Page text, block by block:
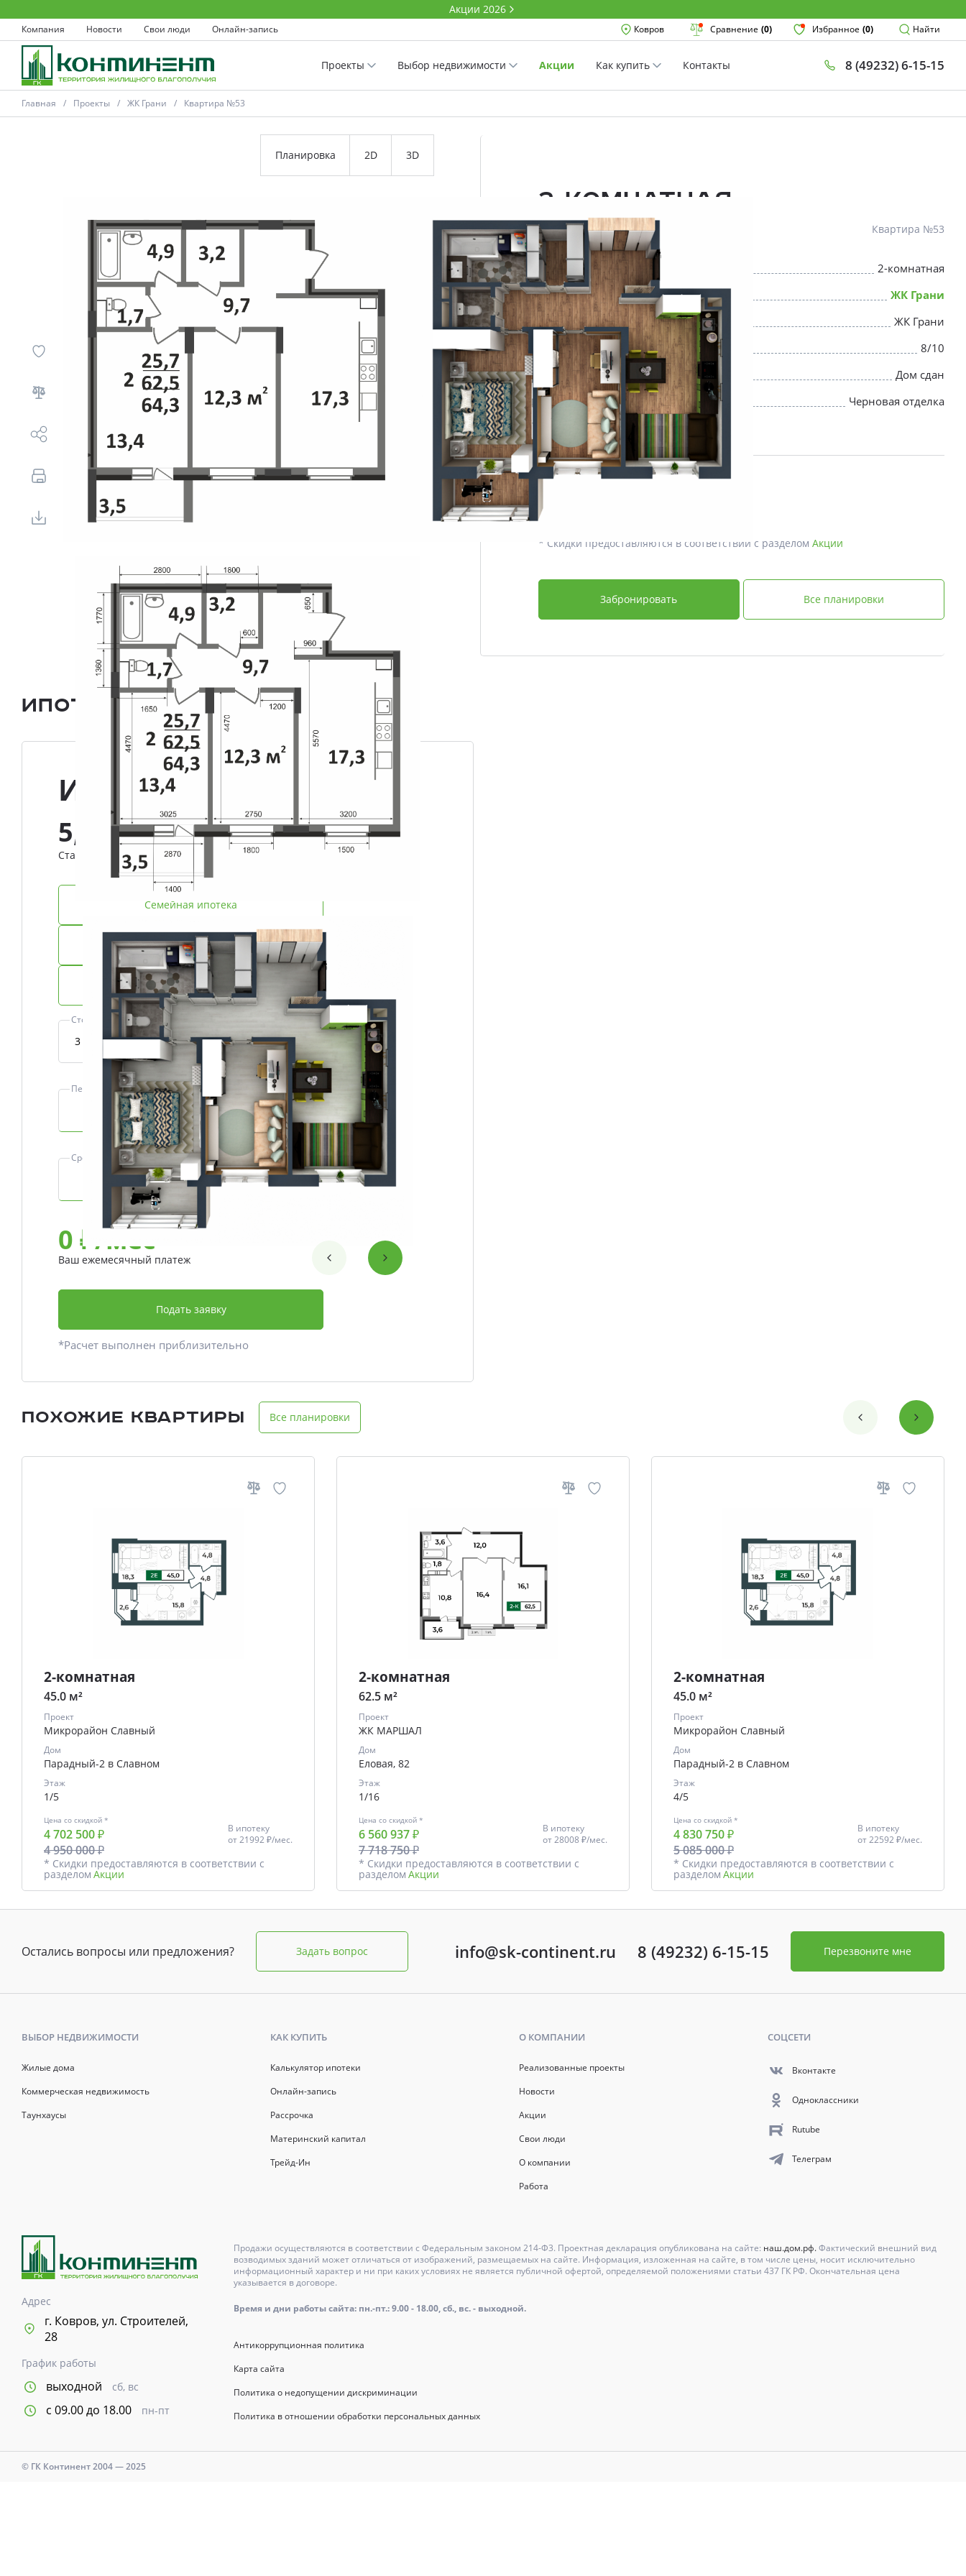
Акции 2026
Компания Новости Свои люди Онлайн-запись Ковров Сравнение (0) Избранное (0) Найти
Проекты Выбор недвижимости Акции Как купить Контакты 8 (49232) 6-15-15
×
Выбор недвижимости
О компании
Онлайн-запись
Главная Проекты ЖК Грани Квартира №53
Поиск
Планировка 2D 3D
2-комнатная
64.3 м² Квартира №53
Комнатность 2-комнатная
Проект ЖК Грани
Дом ЖК Грани
Этаж 8/10
Срок сдачи Дом сдан
Отделка Черновая отделка
Дополнительно
Цена со скидкой *
4 501 000 ₽
* Скидки предоставляются в соответствии с разделом Акции
Забронировать Все планировки
* Скидки предоставляются в
Ипотека и Рассрочка
Ипотека
5,8%
Ставка
Семейная ипотека
IT-ипотека
Базовая ипотека
Стоимость квартиры, ₽
Первоначальный взнос, ₽
Срок, лет
0 ₽/мес
Ваш ежемесячный платеж
Подать заявку
*Расчет выполнен приблизительно
Похожие квартиры Все планировки
2-комнатная
45.0 м²
Проект
Микрорайон Славный
Дом
Парадный-2 в Славном
Этаж
1/5
Цена со скидкой *
4 702 500 ₽
4 950 000 ₽
В ипотеку
от21992 ₽/мес.
* Скидки предоставляются в соответствии с
разделом Акции
2-комнатная
62.5 м²
Проект
ЖК МАРШАЛ
Дом
Еловая, 82
Этаж
1/16
Цена со скидкой *
6 560 937 ₽
7 718 750 ₽
В ипотеку
от28008 ₽/мес.
* Скидки предоставляются в соответствии с
разделом Акции
2-комнатная
45.0 м²
Проект
Микрорайон Славный
Дом
Парадный-2 в Славном
Этаж
4/5
Цена со скидкой *
4 830 750 ₽
5 085 000 ₽
В ипотеку
от22592 ₽/мес.
* Скидки предоставляются в соответствии с
разделом Акции
Остались вопросы или предложения? Задать вопрос info@sk-continent.ru 8 (49232) 6-15-15 Перезвоните мне
ВЫБОР НЕДВИЖИМОСТИ
Жилые дома
Коммерческая недвижимость
Таунхаусы
КАК КУПИТЬ
Калькулятор ипотеки
Онлайн-запись
Рассрочка
Материнский капитал
Трейд-Ин
О КОМПАНИИ
Реализованные проекты
Новости
Акции
Свои люди
О компании
Работа
СОЦСЕТИ
Вконтакте
Одноклассники
Rutube
Телеграм
Адрес
г. Ковров, ул. Строителей,
28
График работы
выходной сб, вс
с 09.00 до 18.00 пн-пт
Продажи осуществляются в соответствии с Федеральным законом 214-Ф3. Проектная декларация опубликована на сайте: наш.дом.рф.Фактический внешний вид
возводимых зданий может отличаться от изображений, размещаемых на сайте. Информация, изложенная на сайте, в том числе цены, носит исключительно
информационный характер и ни при каких условиях не является публичной офертой, определяемой положениями статьи 437 ГК РФ. Окончательная цена
указывается в договоре.
Время и дни работы сайта: пн.-пт.: 9.00 - 18.00, сб., вс. - выходной.
Антикоррупционная политика
Карта сайта
Политика о недопущении дискриминации
Политика в отношении обработки персональных данных
© ГК Континент 2004 — 2025